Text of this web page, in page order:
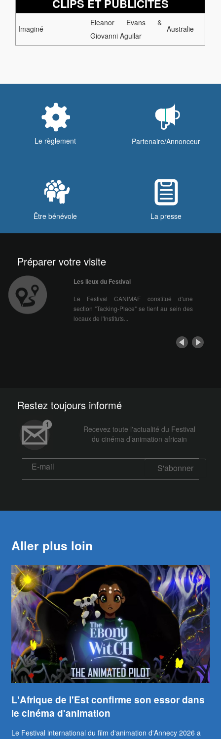
CLIPS ET PUBLICITES
Imaginé
Eleanor Evans &
Giovanni Aguilar
Australie
Le règlement Partenaire/Annonceur
Être bénévole La presse
Préparer votre visite
Les lieux du Festival
Le Festival CANIMAF constitué d'une
section "Tacking-Place" se tient au sein des
locaux de l'Instituts...
Restez toujours informé
Recevez toute l'actualité du Festival
du cinéma d’animation africain
Aller plus loin
L'Afrique de l'Est confirme son essor dans
le cinéma d'animation
Le Festival international du film d'animation d'Annecy 2026 a